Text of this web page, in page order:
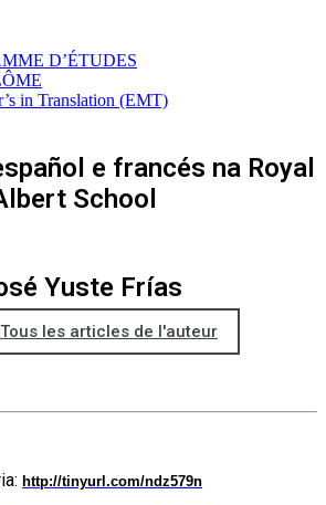
D’ÉTUDES
in Translation (EMT)
e francés na Royal
School
Yuste Frías
Tous les articles de l'auteur
http://tinyurl.com/ndz579n